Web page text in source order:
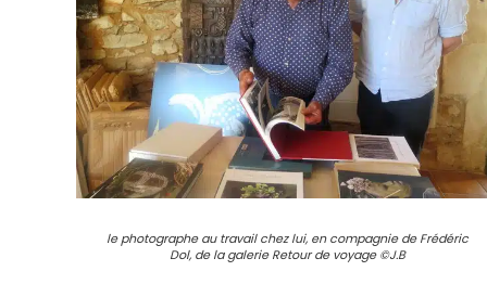
le photographe au travail chez lui, en compagnie de Frédéric
Dol, de la galerie Retour de voyage ©J.B